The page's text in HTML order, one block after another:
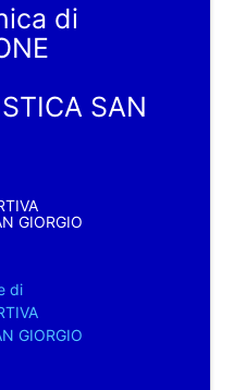
di
SAN
GIORGIO
di
GIORGIO